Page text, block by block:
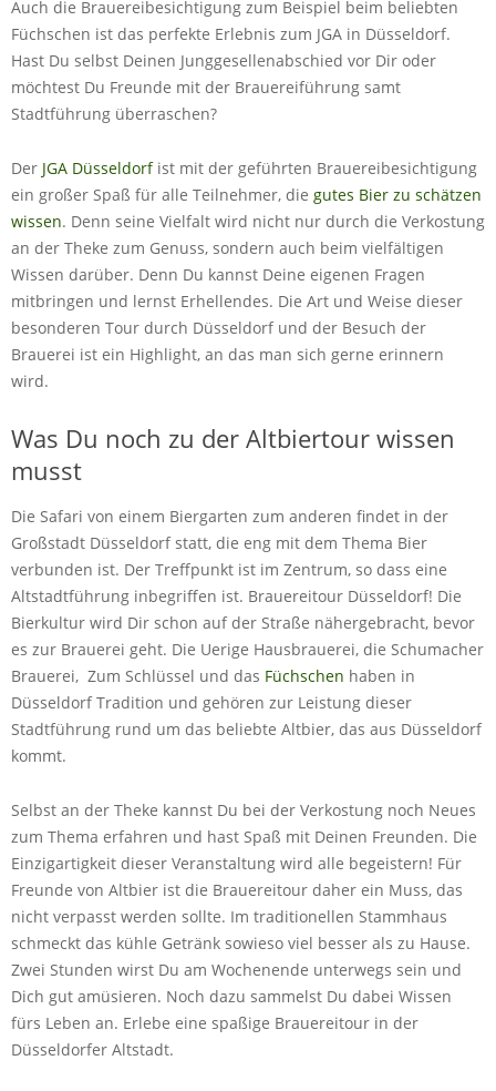
Auch die Brauereibesichtigung zum Beispiel beim beliebten
Füchschen ist das perfekte Erlebnis zum JGA in Düsseldorf.
Hast Du selbst Deinen Junggesellenabschied vor Dir oder
möchtest Du Freunde mit der Brauereiführung samt
Stadtführung überraschen?
Der JGA Düsseldorfist mit der geführten Brauereibesichtigung
ein großer Spaß für alle Teilnehmer, die gutes Bier zu schätzen
wissen. Denn seine Vielfalt wird nicht nur durch die Verkostung
an der Theke zum Genuss, sondern auch beim vielfältigen
Wissen darüber. Denn Du kannst Deine eigenen Fragen
mitbringen und lernst Erhellendes. Die Art und Weise dieser
besonderen Tour durch Düsseldorf und der Besuch der
Brauerei ist ein Highlight, an das man sich gerne erinnern
wird.
Was Du noch zu der Altbiertour wissen
musst
Die Safari von einem Biergarten zum anderen findet in der
Großstadt Düsseldorf statt, die eng mit dem Thema Bier
verbunden ist. Der Treffpunkt ist im Zentrum, so dass eine
Altstadtführung inbegriffen ist. Brauereitour Düsseldorf! Die
Bierkultur wird Dir schon auf der Straße nähergebracht, bevor
es zur Brauerei geht. Die Uerige Hausbrauerei, die Schumacher
Brauerei, Zum Schlüssel und das Füchschen haben in
Düsseldorf Tradition und gehören zur Leistung dieser
Stadtführung rund um das beliebte Altbier, das aus Düsseldorf
kommt.
Selbst an der Theke kannst Du bei der Verkostung noch Neues
zum Thema erfahren und hast Spaß mit Deinen Freunden. Die
Einzigartigkeit dieser Veranstaltung wird alle begeistern! Für
Freunde von Altbier ist die Brauereitour daher ein Muss, das
nicht verpasst werden sollte. Im traditionellen Stammhaus
schmeckt das kühle Getränk sowieso viel besser als zu Hause.
Zwei Stunden wirst Du am Wochenende unterwegs sein und
Dich gut amüsieren. Noch dazu sammelst Du dabei Wissen
fürs Leben an. Erlebe eine spaßige Brauereitour in der
Düsseldorfer Altstadt.